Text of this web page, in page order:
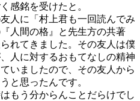
感銘を受けたと。
人に「村上君も一回読んでみ
人間の格』と先生方の共著
れてきました。その友人は僕
人に対するおもてなしの精神
いましたので、その友人から
と思ったんです。
もう分からんことだらけでし